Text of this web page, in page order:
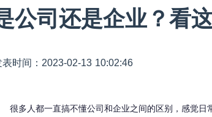
公司还是企业？
表时间：2023-02-13 10:02:46
很多人都一直搞不懂公司和企业之间的区别，感觉